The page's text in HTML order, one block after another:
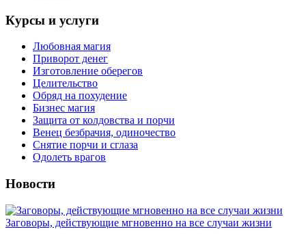
Курсы и услуги
Любовная магия
Приворот денег
Изготовление оберегов
Целительство
Обряд на похудение
Бизнес магия
Защита от колдовства и порчи
Венец безбрачия, одиночество
Снятие порчи и сглаза
Одолеть врагов
Новости
Заговоры, действующие мгновенно на все случаи жизни